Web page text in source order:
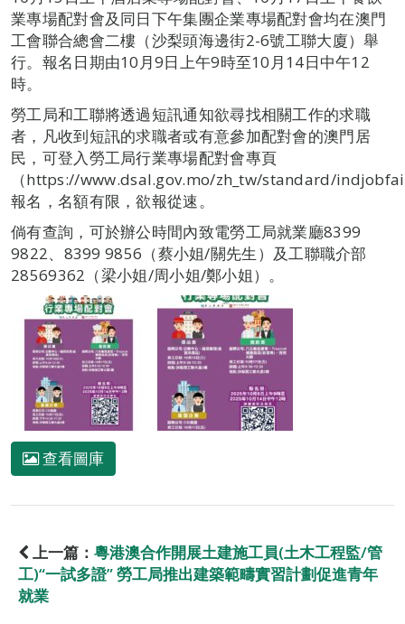
業專場配對會及同日下午集團企業專場配對會均在澳門
工會聯合總會二樓（沙梨頭海邊街2-6號工聯大廈）舉
行。報名日期由10月9日上午9時至10月14日中午12
時。
勞工局和工聯將透過短訊通知欲尋找相關工作的求職
者，凡收到短訊的求職者或有意參加配對會的澳門居
民，可登入勞工局行業專場配對會專頁
（https://www.dsal.gov.mo/zh_tw/standard/
報名，名額有限，欲報從速。
倘有查詢，可於辦公時間內致電勞工局就業廳8399
9822、8399 9856（蔡小姐/關先生）及工聯職介部
28569362（梁小姐/周小姐/鄭小姐）。
查看圖庫
上一篇： 粵港澳合作開展土建施工員(土木工程監/管
工)“一試多證” 勞工局推出建築範疇實習計劃促進青年
就業